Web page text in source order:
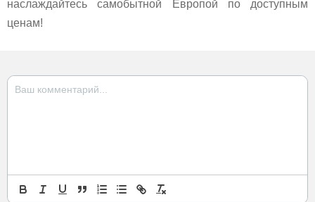
наслаждайтесь самобытной Европой по доступным
ценам!